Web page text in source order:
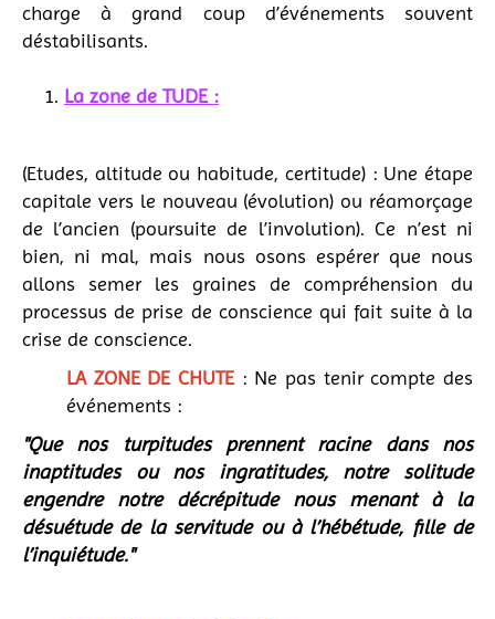
charge à grand coup d’événements souvent
déstabilisants.
1. La zone de TUDE :
(Etudes, altitude ou habitude, certitude) : Une étape
capitale vers le nouveau (évolution) ou réamorçage
de l’ancien (poursuite de l’involution). Ce n’est ni
bien, ni mal, mais nous osons espérer que nous
allons semer les graines de compréhension du
processus de prise de conscience qui fait suite à la
crise de conscience.
LA ZONE DE CHUTE : Ne pas tenir compte des
événements :
"Que nos turpitudes prennent racine dans nos
inaptitudes ou nos ingratitudes, notre solitude
engendre notre décrépitude nous menant à la
désuétude de la servitude ou à l’hébétude, fille de
l’inquiétude."